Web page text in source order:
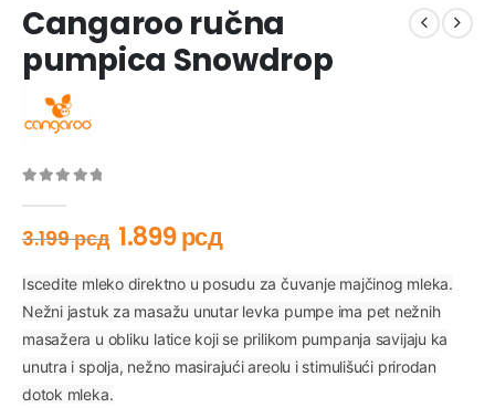
Cangaroo ručna
pumpica Snowdrop
3.199рсд 1.899рсд
Iscedite mleko direktno u posudu za čuvanje majčinog mleka.
Nežni jastuk za masažu unutar levka pumpe ima pet nežnih
masažera u obliku latice koji se prilikom pumpanja savijaju ka
unutra i spolja, nežno masirajući areolu i stimulišući prirodan
dotok mleka.